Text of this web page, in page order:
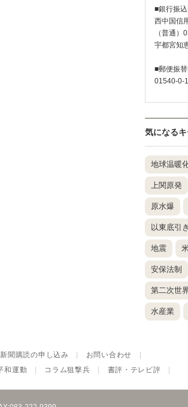
■銀行振
西中国信
（普通）
宇都宮知
■郵便振
01540-0-
気になる
地球温暖
上関原発
原水爆
以東底引き
地震
安保法制
第二次世
水産業
新聞購読の申し込み お問い合わせ
和運動 コラム狙撃兵 書評・テレビ評